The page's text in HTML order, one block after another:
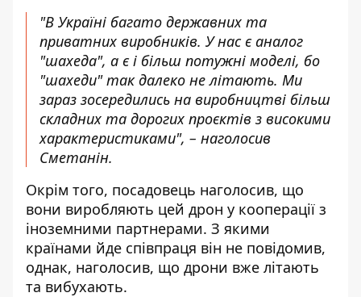
"В Україні багато державних та
приватних виробників. У нас є аналог
"шахеда", а є і більш потужні моделі, бо
"шахеди" так далеко не літають. Ми
зараз зосередились на виробництві більш
складних та дорогих проєктів з високими
характеристиками", – наголосив
Сметанін.
Окрім того, посадовець наголосив, що
вони виробляють цей дрон у кооперації з
іноземними партнерами. З якими
країнами йде співпраця він не повідомив,
однак, наголосив, що дрони вже літають
та вибухають.